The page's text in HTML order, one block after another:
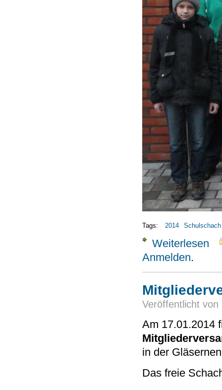
Tags: 2014 Schulschach
Weiterlesen
Anmelden.
Veröffentlicht von
Am 17.01.2014
in der
Das freie